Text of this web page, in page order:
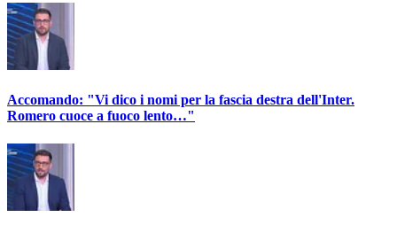
Accomando: "Vi dico i nomi per la fascia destra dell'Inter.
Romero cuoce a fuoco lento…"